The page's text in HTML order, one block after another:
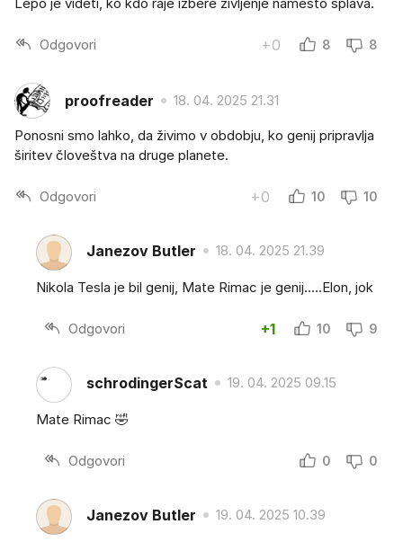
Lepo je videti, ko kdo raje izbere življenje namesto splava.
Odgovori +0 8 8
proofreader 18. 04. 2025 21.31
Ponosni smo lahko, da živimo v obdobju, ko genij pripravlja
širitev človeštva na druge planete.
Odgovori +0 10 10
Janezov Butler 18. 04. 2025 21.39
Nikola Tesla je bil genij, Mate Rimac je genij.....Elon, jok
Odgovori +1 10 9
schrodingerScat 19. 04. 2025 09.15
Mate Rimac 🤣
Odgovori 0 0
Janezov Butler 19. 04. 2025 10.39